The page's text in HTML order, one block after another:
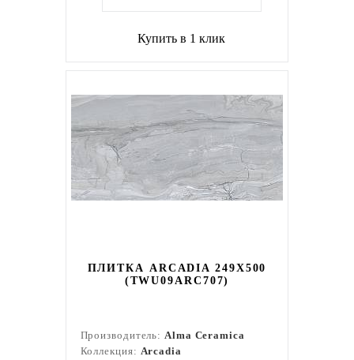
Купить в 1 клик
ПЛИТКА ARCADIA 249X500
(TWU09ARC707)
Производитель:Alma Ceramica
Коллекция: Arcadia